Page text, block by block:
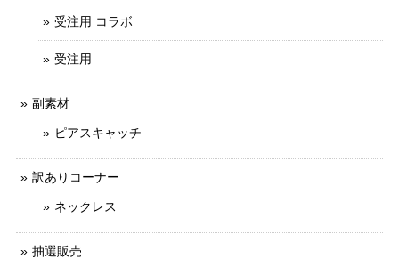
受注用 コラボ
受注用
副素材
ピアスキャッチ
訳ありコーナー
ネックレス
抽選販売